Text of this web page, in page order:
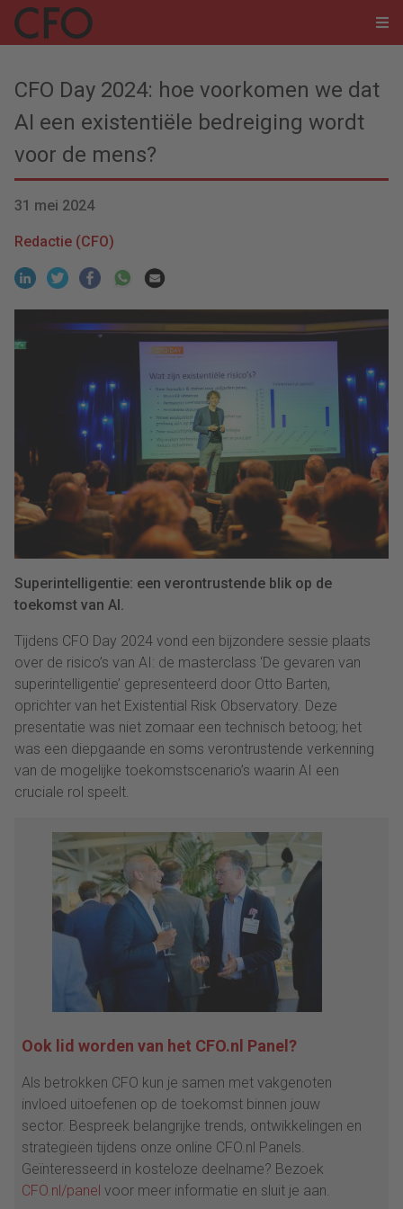
CFO Day 2024: hoe voorkomen we dat
AI een existentiële bedreiging wordt
voor de mens?
31 mei 2024
Redactie (CFO)
Superintelligentie: een verontrustende blik op de
toekomst van AI.
Tijdens CFO Day 2024 vond een bijzondere sessie plaats
over de risico’s van AI: de masterclass ‘De gevaren van
superintelligentie’ gepresenteerd door Otto Barten,
oprichter van het Existential Risk Observatory. Deze
presentatie was niet zomaar een technisch betoog; het
was een diepgaande en soms verontrustende verkenning
van de mogelijke toekomstscenario’s waarin AI een
cruciale rol speelt.
Ook lid worden van het CFO.nl Panel?
Als betrokken CFO kun je samen met vakgenoten
invloed uitoefenen op de toekomst binnen jouw
sector. Bespreek belangrijke trends, ontwikkelingen en
strategieën tijdens onze online CFO.nl Panels.
Geïnteresseerd in kosteloze deelname? Bezoek
CFO.nl/panel voor meer informatie en sluit je aan.